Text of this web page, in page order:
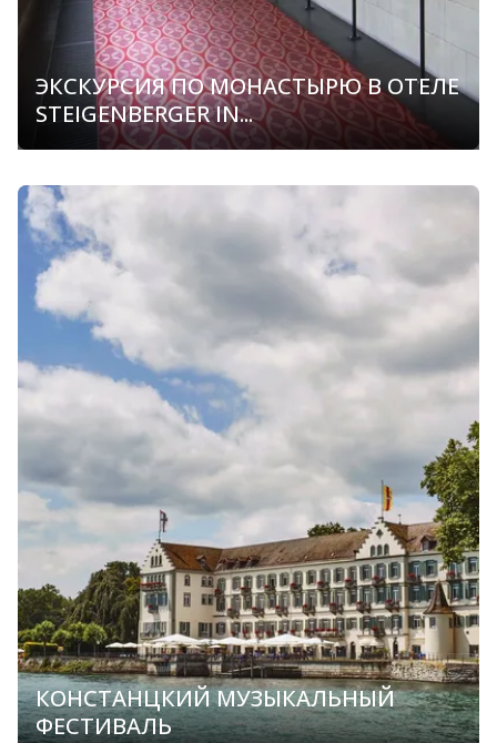
ЭКСКУРСИЯ ПО МОНАСТЫРЮ В ОТЕЛЕ
STEIGENBERGER IN...
КОНСТАНЦКИЙ МУЗЫКАЛЬНЫЙ
ФЕСТИВАЛЬ